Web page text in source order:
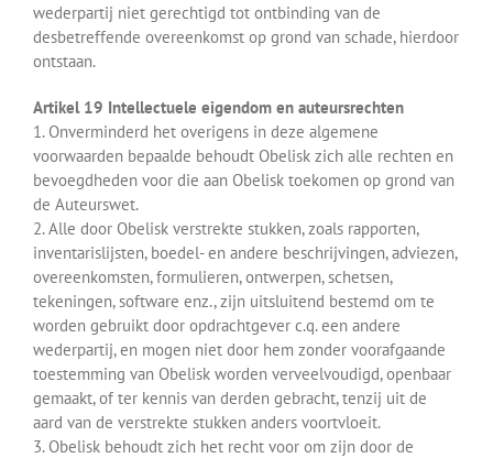
wederpartij niet gerechtigd tot ontbinding van de
desbetreffende overeenkomst op grond van schade, hierdoor
ontstaan.
Artikel 19 Intellectuele eigendom en auteursrechten
1. Onverminderd het overigens in deze algemene
voorwaarden bepaalde behoudt Obelisk zich alle rechten en
bevoegdheden voor die aan Obelisk toekomen op grond van
de Auteurswet.
2. Alle door Obelisk verstrekte stukken, zoals rapporten,
inventarislijsten, boedel- en andere beschrijvingen, adviezen,
overeenkomsten, formulieren, ontwerpen, schetsen,
tekeningen, software enz., zijn uitsluitend bestemd om te
worden gebruikt door opdrachtgever c.q. een andere
wederpartij, en mogen niet door hem zonder voorafgaande
toestemming van Obelisk worden verveelvoudigd, openbaar
gemaakt, of ter kennis van derden gebracht, tenzij uit de
aard van de verstrekte stukken anders voortvloeit.
3. Obelisk behoudt zich het recht voor om zijn door de